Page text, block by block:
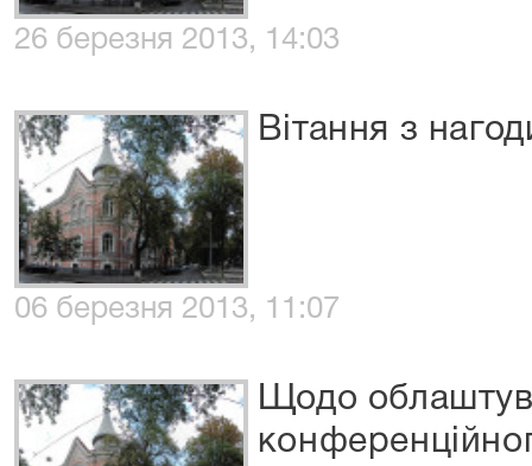
26 березня 2013, 14:03
Вітання з
06 березня 2013, 11:07
Щодо